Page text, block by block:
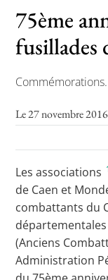
Lettre
75ème
fusillades
Le 27 novembre 2016
Les associations
de Caen et
combattants du
(Anciens
Administration